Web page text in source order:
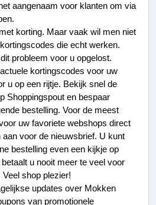
aangenaam voor klanten om via
korting. Maar vaak wil men niet
probleem voor u opgelost.
kortingscodes voor uw
u op een rijtje. Bekijk snel de
Shoppingspout en bespaar
bestelling. Voor de meest
uw favoriete webshops direct
voor de nieuwsbrief. U kunt
bestelling even een kijkje op
u nooit meer te veel voor
shop plezier!
updates over Mokken
van promotionele